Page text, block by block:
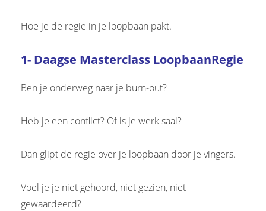
Hoe je de regie in je loopbaan pakt.
1- Daagse Masterclass LoopbaanRegie
Ben je onderweg naar je burn-out?
Heb je een conflict? Of is je werk saai?
Dan glipt de regie over je loopbaan door je vingers.
Voel je je niet gehoord, niet gezien, niet
gewaardeerd?